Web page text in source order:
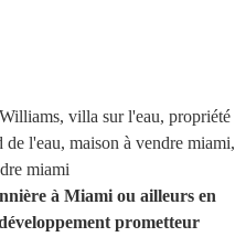
à Miami ou ailleurs en
prometteur